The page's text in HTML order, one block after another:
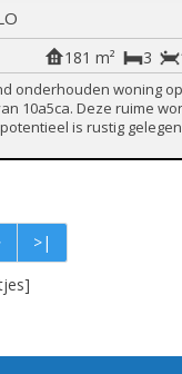
3
181 m²
onderhouden woning
10a5ca. Deze ruime
is rustig
>|